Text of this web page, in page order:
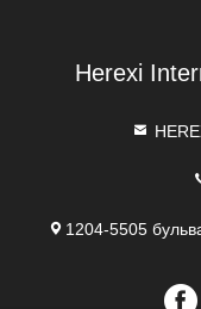
Herexi
1204-5505